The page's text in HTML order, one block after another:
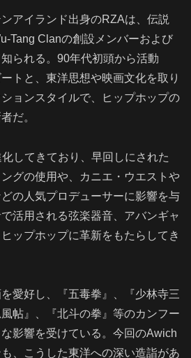
アイランド出身のRZAは、伝説
Tang Clanの創設メンバーおよび
られる。90年代初頭から活動
トと、東洋思想や映画文化を取り
ョンスタイルで、ヒップホップの
だ。
してきており、早回しにされた
グの使用や、カニエ・ウエストや
の人気プロデューサーに影響を与
活用される弦楽器音、アバンギャ
ップホップに革新をもたらしてき
愛好し、『五毒拳』、『少林寺三
帖』、『北斗の拳』等のカンフー
影響を受けている。今回のAwich
、こうした東洋への深い造詣があ